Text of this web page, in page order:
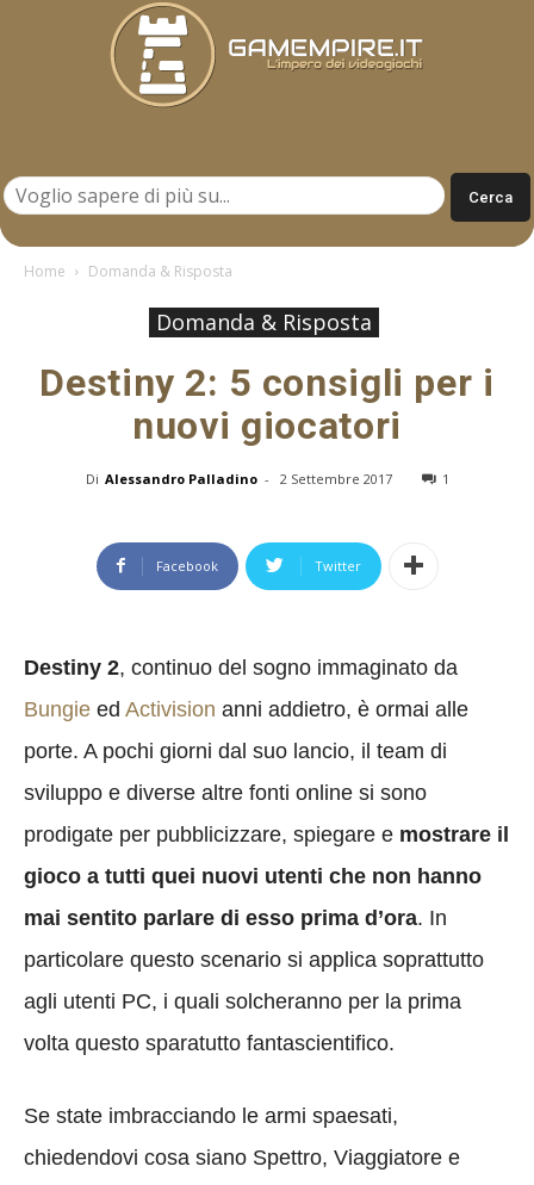
Home Domanda & Risposta
Domanda & Risposta
Destiny 2: 5 consigli per i
nuovi giocatori
Di Alessandro Palladino - 2 Settembre 2017 1
Facebook Twitter
Destiny 2, continuo del sogno immaginato da
Bungie ed Activision anni addietro, è ormai alle
porte. A pochi giorni dal suo lancio, il team di
sviluppo e diverse altre fonti online si sono
prodigate per pubblicizzare, spiegare e mostrare il
gioco a tutti quei nuovi utenti che non hanno
mai sentito parlare di esso prima d’ora. In
particolare questo scenario si applica soprattutto
agli utenti PC, i quali solcheranno per la prima
volta questo sparatutto fantascientifico.
Se state imbracciando le armi spaesati,
chiedendovi cosa siano Spettro, Viaggiatore e